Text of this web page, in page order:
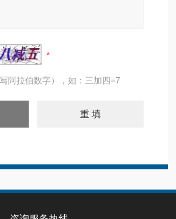
阿拉伯数字），如：三加四=7